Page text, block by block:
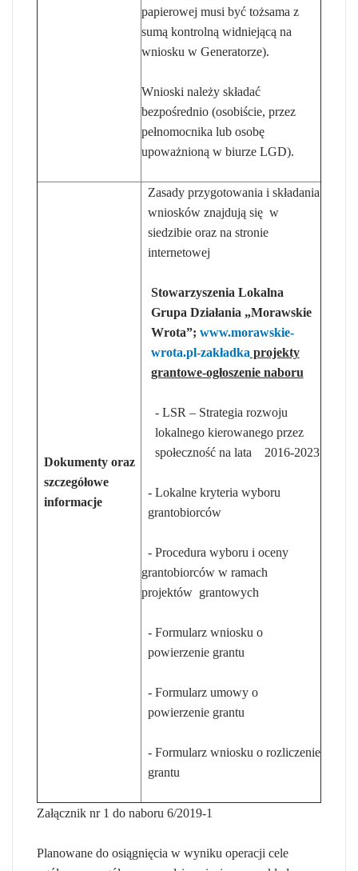
papierowej musi być tożsama z
sumą kontrolną widniejącą na
wniosku w Generatorze).
Wnioski należy składać
bezpośrednio (osobiście, przez
pełnomocnika lub osobę
upoważnioną w biurze LGD).
Dokumenty oraz
szczegółowe
informacje
Zasady przygotowania i składania
wniosków znajdują się w
siedzibie oraz na stronie
internetowej
Stowarzyszenia Lokalna
Grupa Działania „Morawskie
Wrota”; www.morawskie-
wrota.pl-zakładka projekty
grantowe-ogłoszenie naboru
- LSR – Strategia rozwoju
lokalnego kierowanego przez
społeczność na lata 2016-2023
- Lokalne kryteria wyboru
grantobiorców
- Procedura wyboru i oceny
grantobiorców w ramach
projektów grantowych
- Formularz wniosku o
powierzenie grantu
- Formularz umowy o
powierzenie grantu
- Formularz wniosku o rozliczenie
grantu
Załącznik nr 1 do naboru 6/2019-1
Planowane do osiągnięcia w wyniku operacji cele